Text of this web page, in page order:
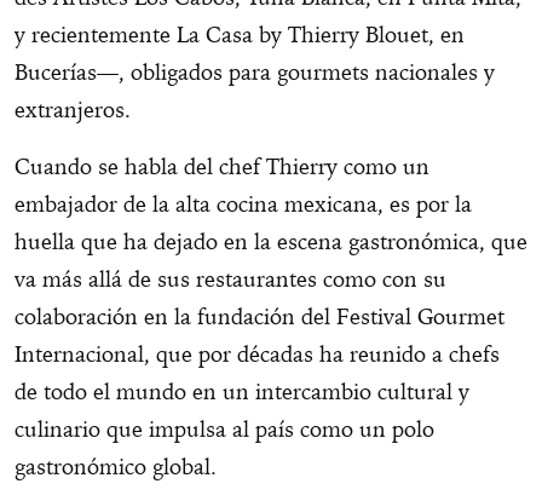
y recientemente La Casa by Thierry Blouet, en
Bucerías—, obligados para gourmets nacionales y
extranjeros.
Cuando se habla del chef Thierry como un
embajador de la alta cocina mexicana, es por la
huella que ha dejado en la escena gastronómica, que
va más allá de sus restaurantes como con su
colaboración en la fundación del Festival Gourmet
Internacional, que por décadas ha reunido a chefs
de todo el mundo en un intercambio cultural y
culinario que impulsa al país como un polo
gastronómico global.